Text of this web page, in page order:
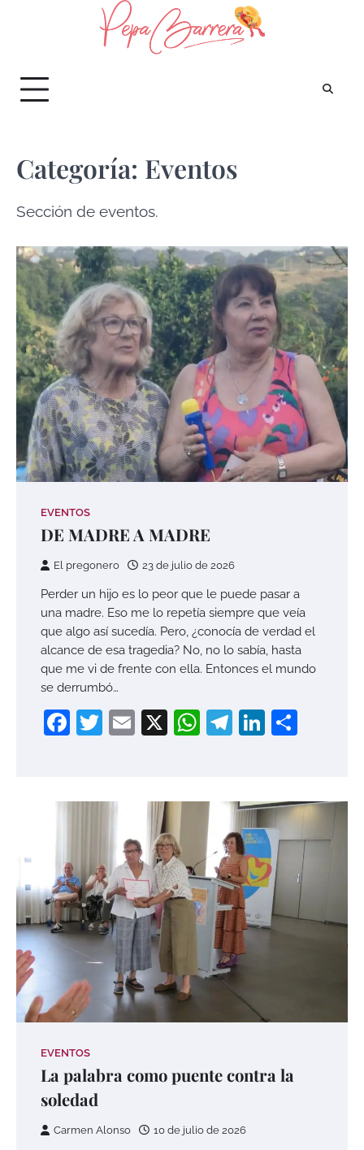
Categoría: Eventos
Sección de eventos.
EVENTOS
DE MADRE A MADRE
El pregonero 23 de julio de 2026
Perder un hijo es lo peor que le puede pasar a
una madre. Eso me lo repetía siempre que veía
que algo así sucedía. Pero, ¿conocía de verdad el
alcance de esa tragedia? No, no lo sabía, hasta
que me vi de frente con ella. Entonces el mundo
se derrumbó…
Facebook
Twitter
Email
X WhatsApp
Telegram
EVENTOS
La palabra como puente contra la
soledad
Carmen Alonso 10 de julio de 2026